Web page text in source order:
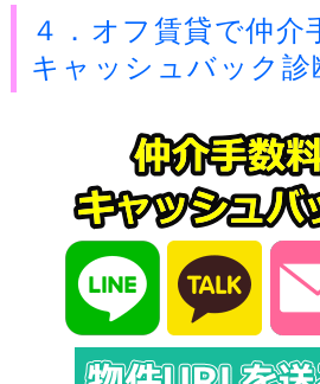
４．オフ賃貸で仲介
キャッシュバック診